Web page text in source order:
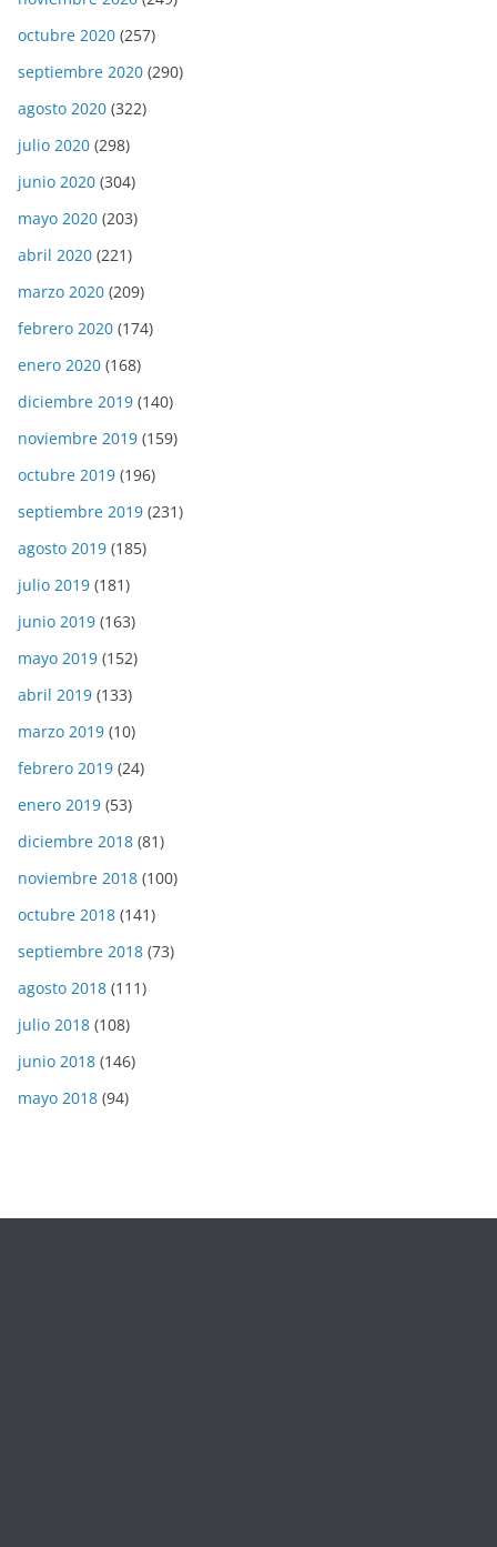
octubre 2020 (257)
septiembre 2020 (290)
agosto 2020 (322)
julio 2020 (298)
junio 2020 (304)
mayo 2020 (203)
abril 2020 (221)
marzo 2020 (209)
febrero 2020 (174)
enero 2020 (168)
diciembre 2019 (140)
noviembre 2019 (159)
octubre 2019 (196)
septiembre 2019 (231)
agosto 2019 (185)
julio 2019 (181)
junio 2019 (163)
mayo 2019 (152)
abril 2019 (133)
marzo 2019 (10)
febrero 2019 (24)
enero 2019 (53)
diciembre 2018 (81)
noviembre 2018 (100)
octubre 2018 (141)
septiembre 2018 (73)
agosto 2018 (111)
julio 2018 (108)
junio 2018 (146)
mayo 2018 (94)